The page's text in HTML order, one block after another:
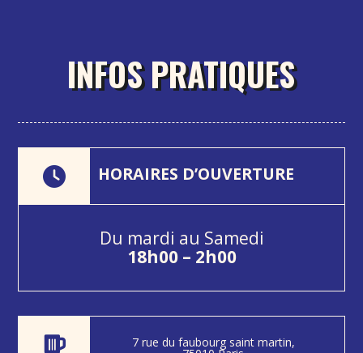
INFOS PRATIQUES
HORAIRES D’OUVERTURE
Du mardi au Samedi
18h00 – 2h00
7 rue du faubourg saint martin,